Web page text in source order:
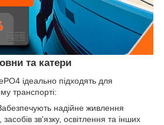
та катери
ідеально підходять для
транспорті:
надійне живлення
засобів зв'язку, освітлення та інших